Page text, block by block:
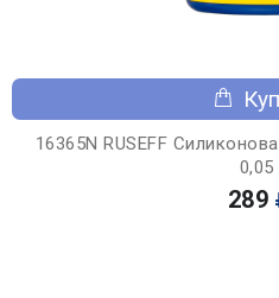
16365N RUSEFF
0,05
289